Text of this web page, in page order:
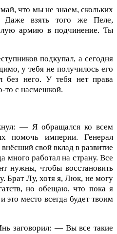
что мы не знаем, скольких
Даже взять того же Пеле,
армию в подчинение. Ты
подкупал, а сегодня
у тебя не получилось его
без него. У тебя нет права
то с насмешкой.
— Я обращался ко всем
помочь империи. Генерал
свой вклад в развитие
много работал на страну. Все
нужны, чтобы восстановить
Брат Лу, хотя я, Люк, не могу
но обещаю, что пока я
это место всегда будет твоим
заговорил: — Вы все такие